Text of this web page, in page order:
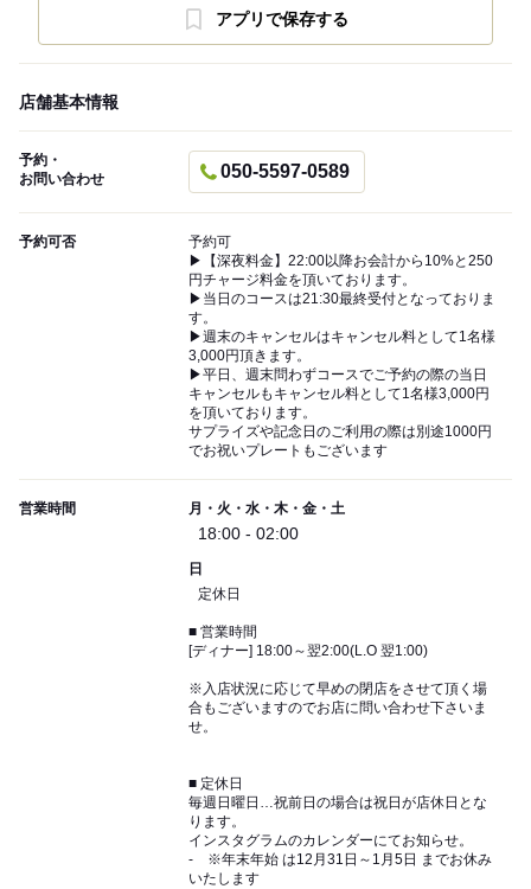
アプリで保存する
店舗基本情報
予約・
お問い合わせ
050-5597-0589
予約可否
予約可
▶【深夜料金】22:00以降お会計から10%と250
円チャージ料金を頂いております。
▶当日のコースは21:30最終受付となっておりま
す。
▶週末のキャンセルはキャンセル料として1名様
3,000円頂きます。
▶平日、週末問わずコースでご予約の際の当日
キャンセルもキャンセル料として1名様3,000円
を頂いております。
サプライズや記念日のご利用の際は別途1000円
でお祝いプレートもございます
営業時間 月・火・水・木・金・土
18:00 - 02:00
日
定休日
■ 営業時間
[ディナー] 18:00～翌2:00(L.O 翌1:00)
※入店状況に応じて早めの閉店をさせて頂く場
合もございますのでお店に問い合わせ下さいま
せ。
■ 定休日
毎週日曜日…祝前日の場合は祝日が店休日とな
ります。
インスタグラムのカレンダーにてお知らせ。
- ※年末年始 は12月31日～1月5日 までお休み
いたします